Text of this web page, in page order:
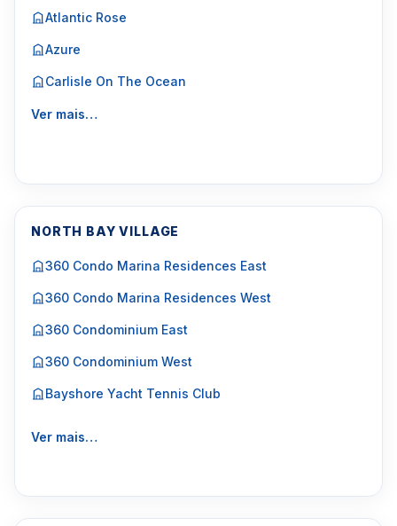
Atlantic Rose
Azure
Carlisle On The Ocean
Ver mais…
NORTH BAY VILLAGE
360 Condo Marina Residences East
360 Condo Marina Residences West
360 Condominium East
360 Condominium West
Bayshore Yacht Tennis Club
Ver mais…